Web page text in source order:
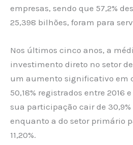
empresas, sendo que 57,2%
25,398 bilhões, foram para
Nos últimos cinco anos, a
investimento direto no setor
um aumento significativo em
50,18% registrados entre 2016
sua participação cair de 30,9%
enquanto a do setor primário
11,20%.